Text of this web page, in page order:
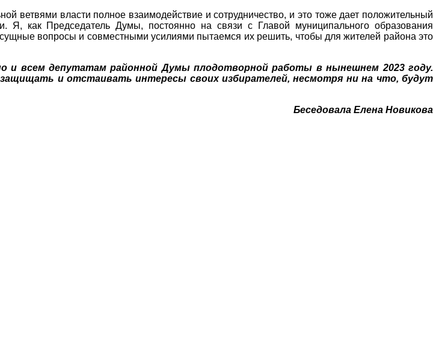
ветвями власти полное взаимодействие и сотрудничество, и это тоже дает положительный
Я, как Председатель Думы, постоянно на связи с Главой муниципального образования
вопросы и совместными усилиями пытаемся их решить, чтобы для жителей района это
и всем депутатам районной Думы плодотворной работы в нынешнем 2023 году.
и отстаивать интересы своих избирателей, несмотря ни на что, будут
Беседовала Елена Новикова